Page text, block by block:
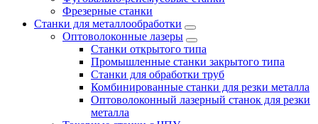
Фрезерные станки
Станки для металлообработки
Оптоволоконные лазеры
Станки открытого типа
Промышленные станки закрытого типа
Станки для обработки труб
Комбинированные станки для резки металла
Оптоволоконный лазерный станок для резки
металла